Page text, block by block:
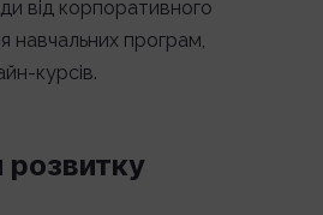
від корпоративного
навчальних програм,
курсів.